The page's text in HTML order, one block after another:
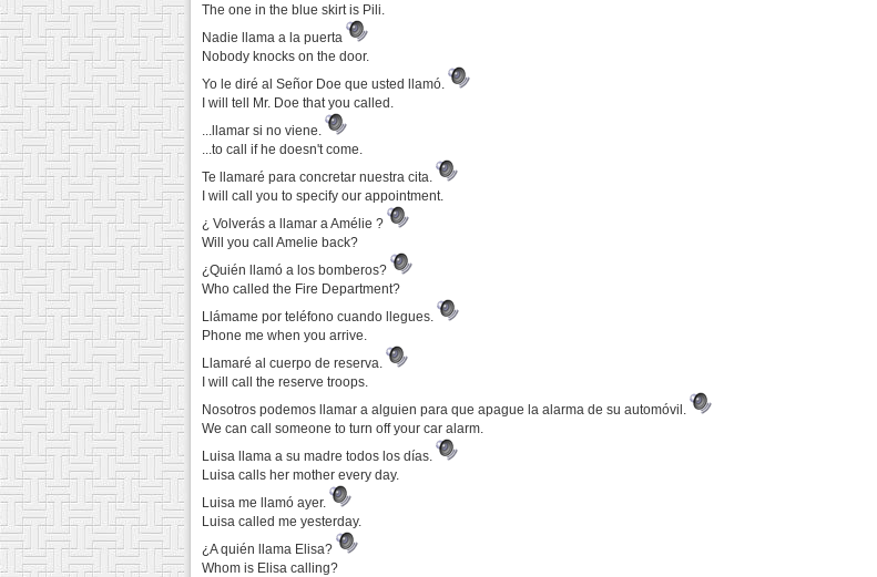
The one in the blue skirt is Pili.
Nadie llama a la puerta
Nobody knocks on the door.
Yo le diré al Señor Doe que usted llamó.
I will tell Mr. Doe that you called.
...llamar si no viene.
...to call if he doesn't come.
Te llamaré para concretar nuestra cita.
I will call you to specify our appointment.
¿ Volverás a llamar a Amélie ?
Will you call Amelie back?
¿Quién llamó a los bomberos?
Who called the Fire Department?
Llámame por teléfono cuando llegues.
Phone me when you arrive.
Llamaré al cuerpo de reserva.
I will call the reserve troops.
Nosotros podemos llamar a alguien para que apague la alarma de su automóvil.
We can call someone to turn off your car alarm.
Luisa llama a su madre todos los días.
Luisa calls her mother every day.
Luisa me llamó ayer.
Luisa called me yesterday.
¿A quién llama Elisa?
Whom is Elisa calling?